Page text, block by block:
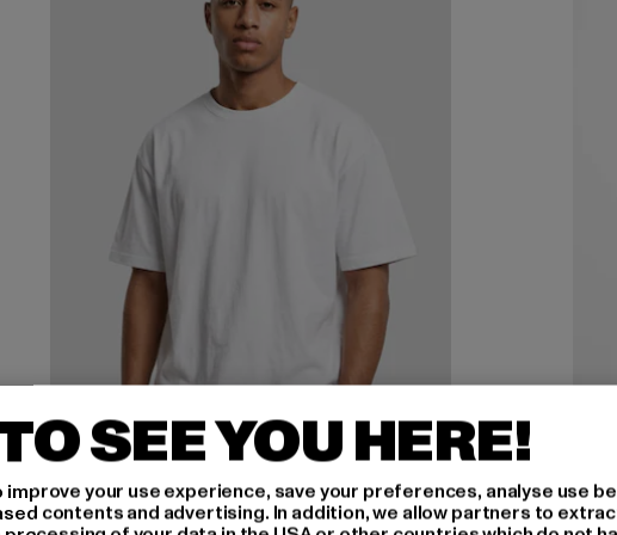
SEE YOU HERE!
your use experience, save your preferences, analyse use
contents and advertising. In addition, we allow partners to